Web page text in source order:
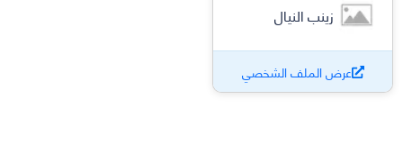
زينب النيال
عرض الملف الشخصي